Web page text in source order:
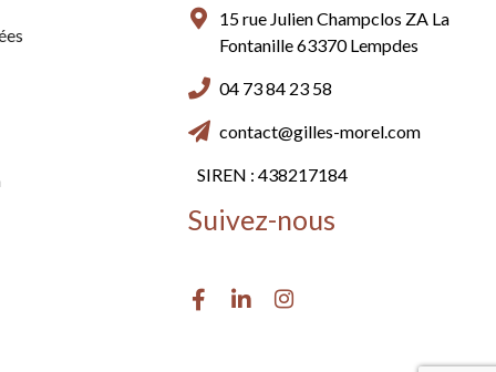
15 rue Julien Champclos ZA La
Fontanille 63370 Lempdes
04 73 84 23 58
contact@gilles-morel.com
SIREN : 438217184
Suivez-nous